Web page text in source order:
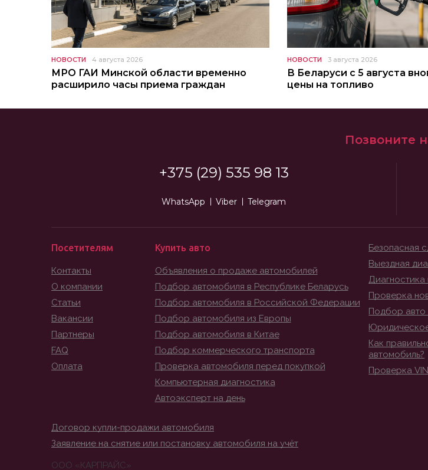
НОВОСТИ 4 августа 2026
МРО ГАИ Минской области временно
расширило часы приема граждан
НОВОСТИ 3 августа 2026
В Беларуси с 5 августа
цены на топливо
Позвоните
+375 (29) 535 98 13
WhatsApp Viber Telegram
Посетителям
Контакты
О компании
Статьи
Вакансии
Партнеры
FAQ
Оплата
Купить авто
Объявления о продаже автомобилей
Подбор автомобиля в Республике Беларусь
Подбор автомобиля в Российской Федерации
Подбор автомобиля из Европы
Подбор автомобиля в Китае
Подбор коммерческого транспорта
Проверка автомобиля перед покупкой
Компьютерная диагностика
Автоэксперт на день
Безопасная
Выездная
Диагностика
Проверка
Подбор авто
Как
автомобиль?
Проверка
Договор купли-продажи автомобиля
Заявление на снятие или постановку автомобиля на учёт
ООО «КАРПРАЙС»